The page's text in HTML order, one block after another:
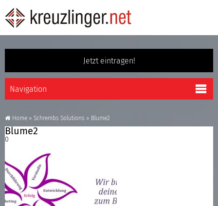
Jetzt eintragen!
Home » Schrembs Solutions » Blume2
Blume2
0